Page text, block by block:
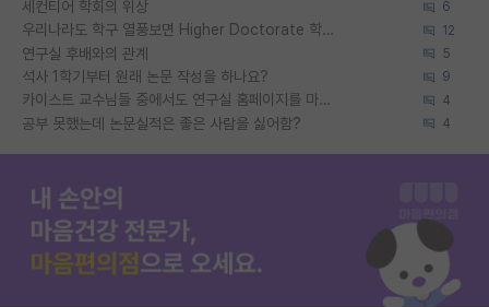
세컨티어 학회의 위상 6
우리나라도 학구 열풍보면 Higher Doctorate 학위가 필요하다고 봅니다. 12
연구실 후배와의 관계 5
석사 1학기부터 원래 논문 작성을 하나요? 9
카이스트 교수님들 중에서도 연구실 홈페이지를 마련 안 하신 분들이 계시던데 4
공부 못했는데 논문실적은 좋은 사람을 싫어함? 4